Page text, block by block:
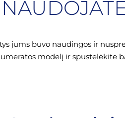
jums buvo naudingos ir
modelį ir spustelėkite